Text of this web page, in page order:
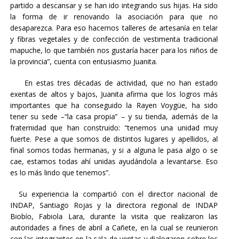
partido a descansar y se han ido integrando sus hijas. Ha sido
la forma de ir renovando la asociación para que no
desaparezca. Para eso hacemos talleres de artesanía en telar
y fibras vegetales y de confección de vestimenta tradicional
mapuche, lo que también nos gustaría hacer para los niños de
la provincia”, cuenta con entusiasmo Juanita.
En estas tres décadas de actividad, que no han estado
exentas de altos y bajos, Juanita afirma que los logros más
importantes que ha conseguido la Rayen Voygüe, ha sido
tener su sede –“la casa propia” – y su tienda, además de la
fraternidad que han construido: “tenemos una unidad muy
fuerte. Pese a que somos de distintos lugares y apellidos, al
final somos todas hermanas, y si a alguna le pasa algo o se
cae, estamos todas ahí unidas ayudándola a levantarse. Eso
es lo más lindo que tenemos”.
Su experiencia la compartió con el director nacional de
INDAP, Santiago Rojas y la directora regional de INDAP
Biobío, Fabiola Lara, durante la visita que realizaron las
autoridades a fines de abril a Cañete, en la cual se reunieron